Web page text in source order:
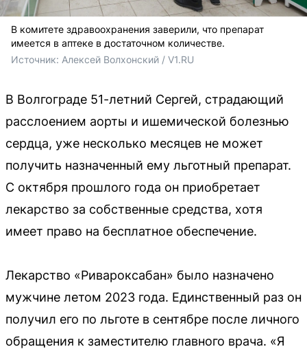
В комитете здравоохранения заверили, что препарат
имеется в аптеке в достаточном количестве.
Источник: Алексей Волхонский / V1.RU
В Волгограде 51-летний Сергей, страдающий
расслоением аорты и ишемической болезнью
сердца, уже несколько месяцев не может
получить назначенный ему льготный препарат.
С октября прошлого года он приобретает
лекарство за собственные средства, хотя
имеет право на бесплатное обеспечение.
Лекарство «Ривароксабан» было назначено
мужчине летом 2023 года. Единственный раз он
получил его по льготе в сентябре после личного
обращения к заместителю главного врача. «Я